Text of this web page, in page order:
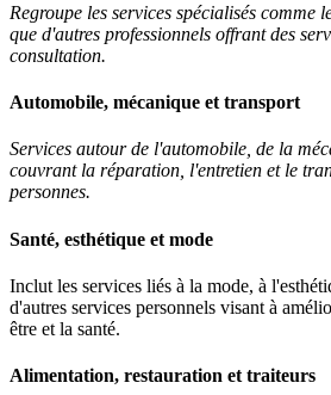
Regroupe les services spécialisés comme
que d'autres professionnels offrant des
consultation.
Automobile, mécanique et transport
Services autour de l'automobile, de la
couvrant la réparation, l'entretien et le
personnes.
Santé, esthétique et mode
Inclut les services liés à la mode, à
d'autres services personnels visant à
être et la santé.
Alimentation, restauration et traiteurs